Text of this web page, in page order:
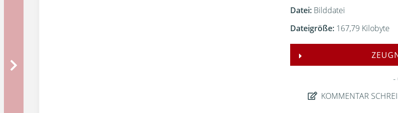
Datei: Bilddatei
Dateigröße: 167,79 Kilobyte
KOMMENTAR